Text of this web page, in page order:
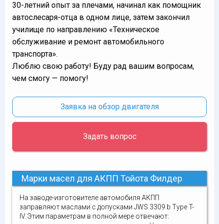
30-летний опыт за плечами, начинал как помощник
автослесаря-отца в одном лице, затем закончил
училище по направлению «Техническое
обслуживание и ремонт автомобильного
транспорта».
Люблю свою работу! Буду рад вашим вопросам,
чем смогу — помогу!
Заявка на обзор двигателя
Задать вопрос
Марки масел для АКПП Тойота Филдер
На заводе-изготовителе автомобиля АКПП
заправляют маслами с допусками JWS 3309 b Type T-
IV. Этим параметрам в полной мере отвечают: